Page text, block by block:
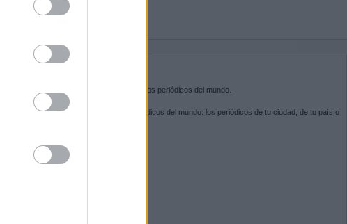
SOBRE KIOSKO.NET
es la puerta de entrada a los periódicos del mundo.
Navega por las portadas de los periódicos del mundo: los periódicos de tu ciudad, de tu país o
SÍGUENOS